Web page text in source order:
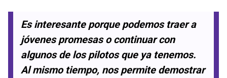
Es interesante porque podemos traer a
jóvenes promesas o continuar con
algunos de los pilotos que ya tenemos.
Al mismo tiempo, nos permite demostrar